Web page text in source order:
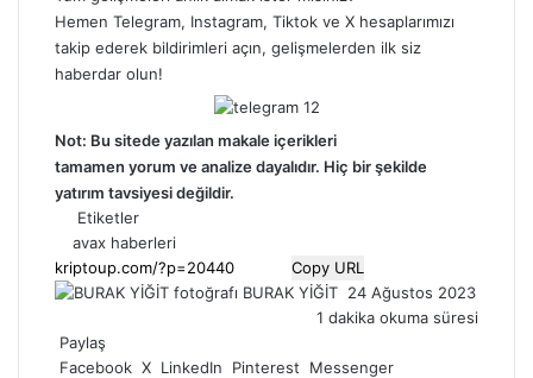
Hemen Telegram, Instagram, Tiktok ve X hesaplarımızı
takip ederek bildirimleri açın, gelişmelerden ilk siz
haberdar olun!
Not: Bu sitede yazılan makale içerikleri
tamamen yorum ve analize dayalıdır. Hiç bir şekilde
yatırım tavsiyesi değildir.
Etiketler
avax haberleri
Copy URL
BURAK YİĞİT Bir
e-
göndermek
24 Ağustos 2023
1 dakika okuma süresi
Paylaş
Facebook X LinkedIn Pinterest
Messenger